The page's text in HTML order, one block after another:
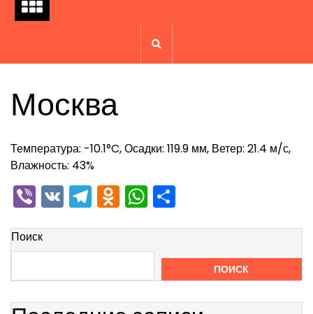
Москва
Температура: -10.1°C, Осадки: 119.9 мм, Ветер: 21.4 м/с,
Влажность: 43%
Viber
VKTelegram
Odnoklassniki
WhatsApp
Поиск
ПОИСК